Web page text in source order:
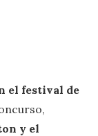
el festival de
y el